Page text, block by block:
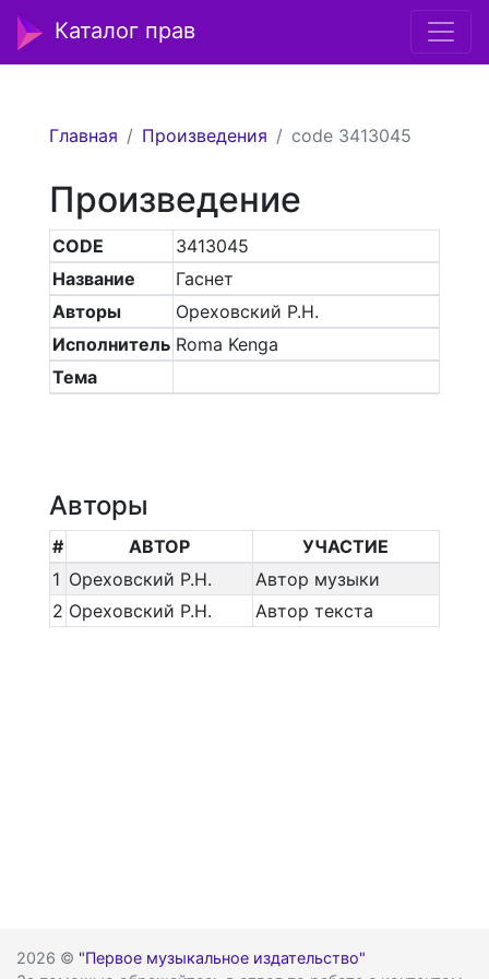
Каталог прав
Главная Произведения code 3413045
Произведение
CODE
3413045
Название
Гаснет
Авторы
Ореховский Р.Н.
Исполнитель Roma Kenga
Тема
Авторы
# АВТОР
УЧАСТИЕ
1 Ореховский Р.Н.
Автор музыки
2 Ореховский Р.Н. Автор текста
2026 © "Первое музыкальное издательство"